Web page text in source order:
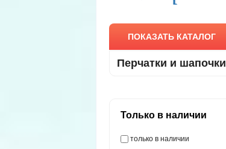
ПОКАЗАТЬ КАТАЛОГ
Перчатки и шапочки
Только в наличии
только в наличии